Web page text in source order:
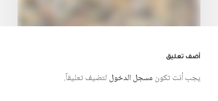
28 يوليو، 2026
أضف تعليق
يجب أنت تكون مسجل الدخول لتضيف تعليقاً.